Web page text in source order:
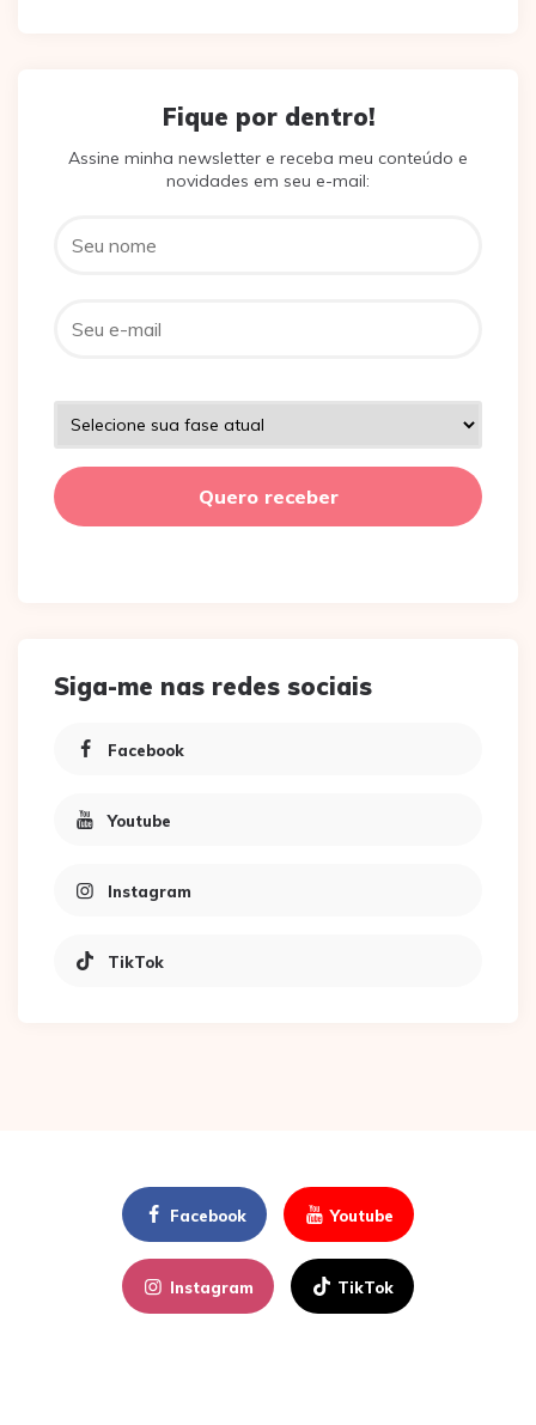
Fique por dentro!
Assine minha newsletter e receba meu conteúdo e
novidades em seu e-mail:
Siga-me nas redes sociais
Facebook
Youtube
Instagram
TikTok
Facebook Youtube
Instagram TikTok